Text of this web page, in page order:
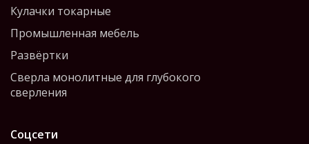
Кулачки токарные
Промышленная мебель
Развёртки
Сверла монолитные для глубокого
сверления
Соцсети